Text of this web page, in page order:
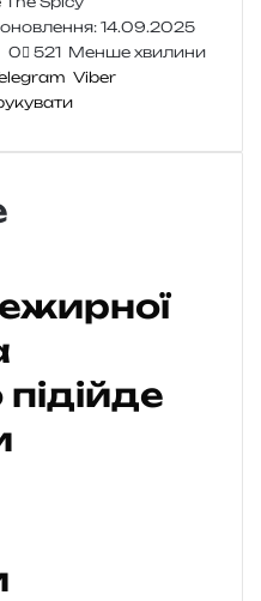
14.09.2025
0
521 Менше хвилини
Viber